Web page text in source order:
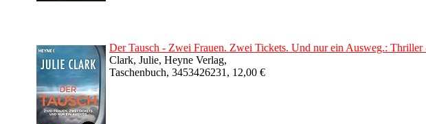
Der Tausch ‐ Zwei Frauen. Zwei Tickets. Und nur ein Ausweg.:
Clark, Julie, Heyne Verlag,
Taschenbuch, 3453426231, 12,00 €